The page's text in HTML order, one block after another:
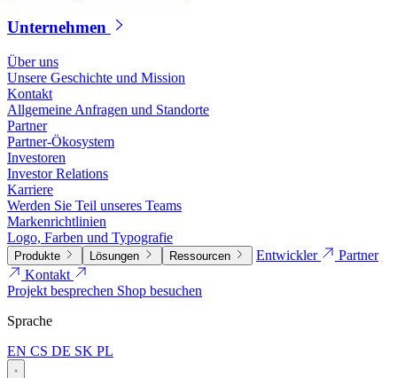
Unternehmen
Über uns
Unsere Geschichte und Mission
Kontakt
Allgemeine Anfragen und Standorte
Partner
Partner-Ökosystem
Investoren
Investor Relations
Karriere
Werden Sie Teil unseres Teams
Markenrichtlinien
Logo, Farben und Typografie
Produkte Lösungen Ressourcen Entwickler
Partner
Kontakt
Projekt besprechen Shop besuchen
Sprache
EN CS DE SK PL